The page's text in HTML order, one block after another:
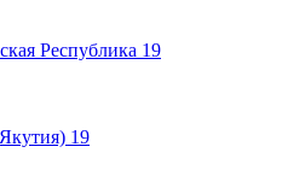
Республика 19
19